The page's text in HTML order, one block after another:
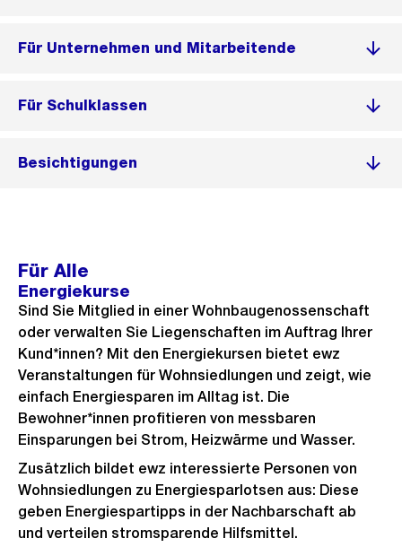
Für Unternehmen und Mitarbeitende
Für Schulklassen
Besichtigungen
Für Alle
Energiekurse
Sind Sie Mitglied in einer Wohnbaugenossenschaft
oder verwalten Sie Liegenschaften im Auftrag Ihrer
Kund*innen? Mit den Energiekursen bietet ewz
Veranstaltungen für Wohnsiedlungen und zeigt, wie
einfach Energiesparen im Alltag ist. Die
Bewohner*innen profitieren von messbaren
Einsparungen bei Strom, Heizwärme und Wasser.
Zusätzlich bildet ewz interessierte Personen von
Wohnsiedlungen zu Energiesparlotsen aus: Diese
geben Energiespartipps in der Nachbarschaft ab
und verteilen stromsparende Hilfsmittel.